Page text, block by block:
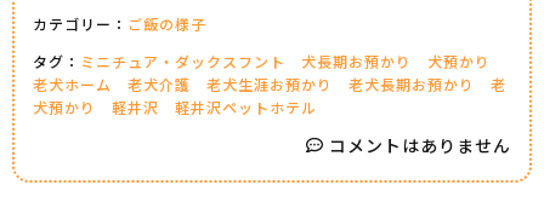
カテゴリー： ご飯の様子
タグ： ミニチュア・ダックスフント 犬長期お預かり
犬預かり
老犬ホーム
老犬介護 老犬生涯お預かり 老犬長期お預かり
老
犬預かり
軽井沢 軽井沢ペットホテル
コメントはありません